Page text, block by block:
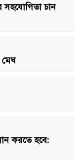
সহযোগিতা চান
মেঘ
করতে হবে: